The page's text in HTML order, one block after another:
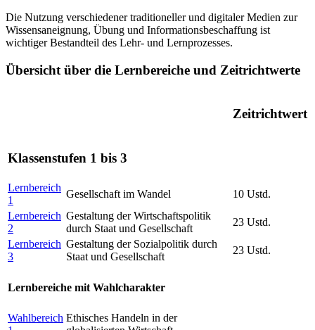
Die Nutzung verschiedener traditioneller und digitaler Medien zur
Wissensaneignung, Übung und Informationsbeschaffung ist
wichtiger Bestandteil des Lehr- und Lernprozesses.
Übersicht über die Lernbereiche und Zeitrichtwerte
Zeitrichtwert
Klassenstufen 1 bis 3
Lernbereich
1
Gesellschaft im Wandel
10 Ustd.
Lernbereich
2
Gestaltung der Wirtschaftspolitik
durch Staat und Gesellschaft
23 Ustd.
Lernbereich
3
Gestaltung der Sozialpolitik durch
Staat und Gesellschaft
23 Ustd.
Lernbereiche mit Wahlcharakter
Wahlbereich Ethisches Handeln in der